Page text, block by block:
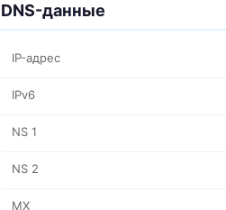
DNS-данные
IP-адрес
IPv6
NS 1
NS 2
MX